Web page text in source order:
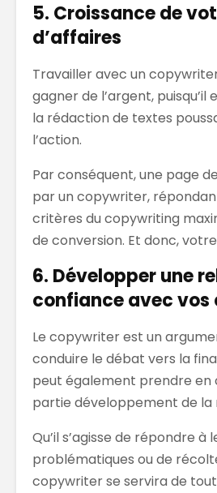
5. Croissance de
d’affaires
Travailler avec un
gagner de l’argent, puisqu’il
la rédaction de textes
l’action.
Par conséquent, une page
par un copywriter,
critères du copywriting
de conversion. Et donc,
6. Développer une
confiance avec vos
Le copywriter est un
conduire le débat vers la
peut également prendre en
partie développement de la
Qu’il s’agisse de répondre à
problématiques ou de
copywriter se servira de